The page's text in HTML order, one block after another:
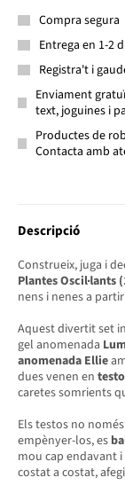
Compra segura
Entrega en 1-2
Registra't i
Enviament
text, joguines i
Productes de
Contacta amb
Descripció
Construeix, juga i
Plantes Oscil·lants
nens i nenes a
Aquest divertit set
gel anomenada
anomenada Ellie
dues venen en
caretes somrients
Els testos no
empènyer-los, es
mou cap endavant
costat a costat,